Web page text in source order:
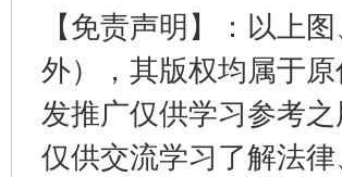
【免责声明】：以上
外），其版权均属于
发推广仅供学习参考
仅供交流学习了解法
东山县通报“牛蛙产品抗生素超标问题”